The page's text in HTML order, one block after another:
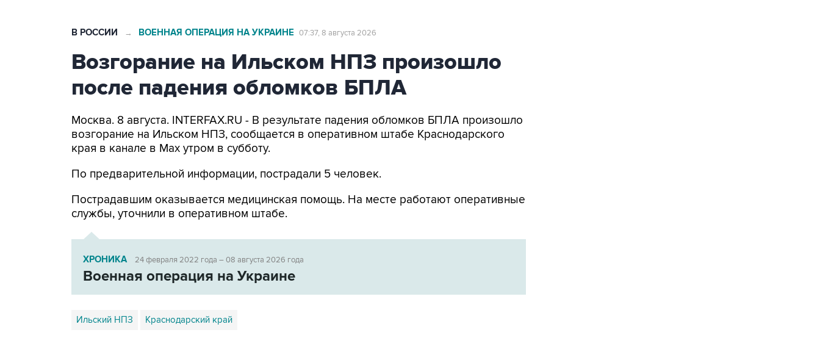
В РОССИИ → ВОЕННАЯ ОПЕРАЦИЯ НА УКРАИНЕ 07:37, 8 августа 2026
Возгорание на Ильском НПЗ произошло
после падения обломков БПЛА
Москва. 8 августа. INTERFAX.RU - В результате падения обломков БПЛА произошло
возгорание на Ильском НПЗ, сообщается в оперативном штабе Краснодарского
края в канале в Max утром в субботу.
По предварительной информации, пострадали 5 человек.
Пострадавшим оказывается медицинская помощь. На месте работают оперативные
службы, уточнили в оперативном штабе.
ХРОНИКА 24 февраля 2022 года – 08 августа 2026 года
Военная операция на Украине
Ильский НПЗ Краснодарский край